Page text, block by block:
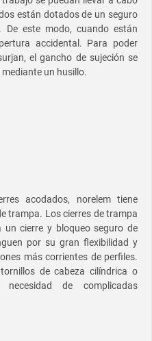
están dotados de un seguro
este modo, cuando están
accidental. Para poder
el gancho de sujeción se
un husillo.
acodados, norelem tiene
trampa. Los cierres de trampa
un cierre y bloqueo seguro de
por su gran flexibilidad y
más corrientes de perfiles.
de cabeza cilíndrica o
de complicadas